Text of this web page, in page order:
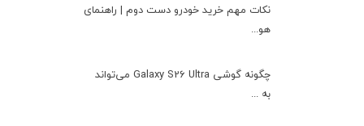
نکات مهم خرید خودرو دست دوم | راهنمای
هو...
چگونه گوشی Galaxy S26 Ultra می‌تواند
به ...